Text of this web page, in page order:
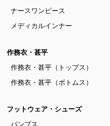
ナースワンピース
メディカルインナー
作務衣・甚平
作務衣・甚平（トップス）
作務衣・甚平（ボトムス）
フットウェア・シューズ
パンプス